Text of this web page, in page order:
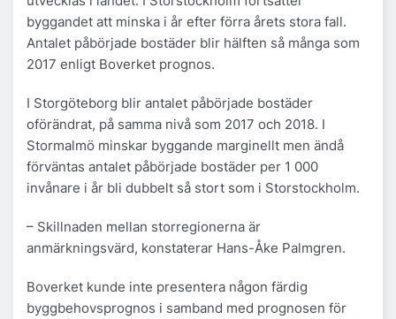
byggandet att minska i år efter förra årets stora fall.
Antalet påbörjade bostäder blir hälften så många som
2017 enligt Boverket prognos.
I Storgöteborg blir antalet påbörjade bostäder
oförändrat, på samma nivå som 2017 och 2018. I
Stormalmö minskar byggande marginellt men ändå
förväntas antalet påbörjade bostäder per 1 000
invånare i år bli dubbelt så stort som i Storstockholm.
– Skillnaden mellan storregionerna är
anmärkningsvärd, konstaterar Hans-Åke Palmgren.
Boverket kunde inte presentera någon färdig
byggbehovsprognos i samband med prognosen för